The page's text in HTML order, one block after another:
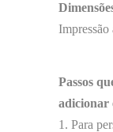
Impressão
Passos
adicionar
1. Para